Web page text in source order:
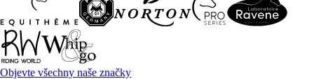
Objevte všechny naše značky